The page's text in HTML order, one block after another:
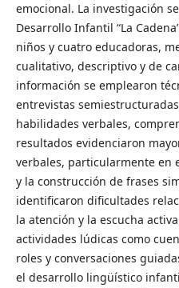
emocional. La investigación
Desarrollo Infantil “La
niños y cuatro educadoras,
cualitativo, descriptivo y de
información se emplearon
entrevistas
habilidades verbales,
resultados evidenciaron
verbales, particularmente en
y la construcción de frases
identificaron dificultades
la atención y la escucha
actividades lúdicas como
roles y conversaciones
el desarrollo lingüístico